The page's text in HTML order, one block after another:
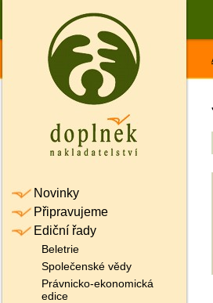
Novinky
Připravujeme
Ediční řady
Beletrie
Společenské vědy
Právnicko-ekonomická
edice